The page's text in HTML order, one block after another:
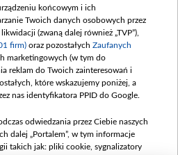
końcowym i ich
Twoich danych osobowych przez
(zwaną dalej również „TVP”),
firm) oraz pozostałych Zaufanych
marketingowych (w tym do
reklam do Twoich zainteresowań i
które wskazujemy poniżej, a
nas identyfikatora PPID do Google.
odwiedzania przez Ciebie naszych
dalej „Portalem”, w tym informacje
takich jak: pliki cookie, sygnalizatory